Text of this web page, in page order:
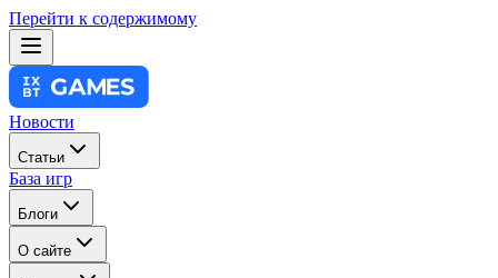
Перейти к содержимому
Новости
Статьи
База игр
Блоги
О сайте